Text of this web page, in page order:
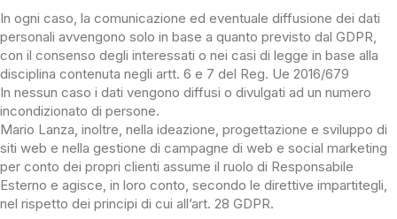
In ogni caso, la comunicazione ed eventuale diffusione dei dati
personali avvengono solo in base a quanto previsto dal GDPR,
con il consenso degli interessati o nei casi di legge in base alla
disciplina contenuta negli artt. 6 e 7 del Reg. Ue 2016/679
In nessun caso i dati vengono diffusi o divulgati ad un numero
incondizionato di persone.
Mario Lanza, inoltre, nella ideazione, progettazione e sviluppo di
siti web e nella gestione di campagne di web e social marketing
per conto dei propri clienti assume il ruolo di Responsabile
Esterno e agisce, in loro conto, secondo le direttive impartitegli,
nel rispetto dei principi di cui all’art. 28 GDPR.